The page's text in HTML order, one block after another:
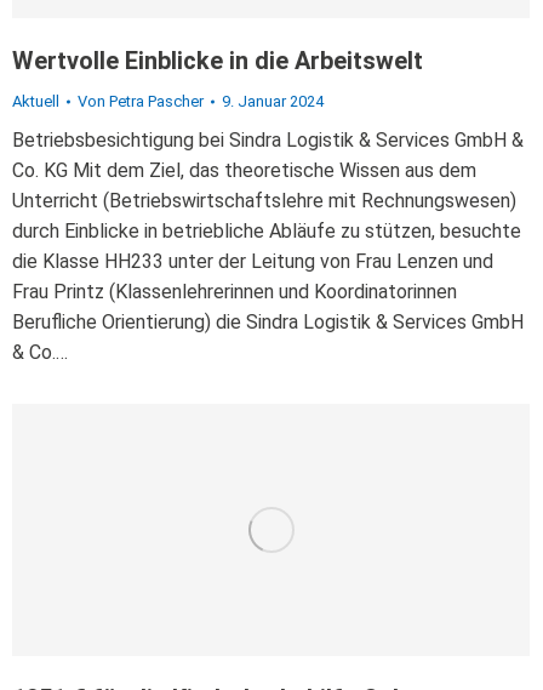
Wertvolle Einblicke in die Arbeitswelt
Aktuell Von Petra Pascher 9. Januar 2024
Betriebsbesichtigung bei Sindra Logistik & Services GmbH &
Co. KG Mit dem Ziel, das theoretische Wissen aus dem
Unterricht (Betriebswirtschaftslehre mit Rechnungswesen)
durch Einblicke in betriebliche Abläufe zu stützen, besuchte
die Klasse HH233 unter der Leitung von Frau Lenzen und
Frau Printz (Klassenlehrerinnen und Koordinatorinnen
Berufliche Orientierung) die Sindra Logistik & Services GmbH
& Co.…